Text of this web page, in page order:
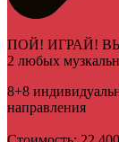
ПОЙ! ИГРАЙ!
2 любых
8+8
направления